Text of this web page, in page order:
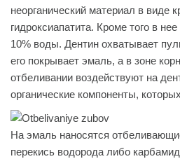
неорганический материал в виде
гидроксиапатита. Кроме того в
10% воды. Дентин охватывает
его покрывает эмаль, а в зоне
отбеливании воздействуют на
органические компоненты,
На эмаль наносятся
перекись водорода либо